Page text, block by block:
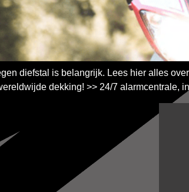
diefstal is belangrijk. Lees hier alles
dekking! >> 24/7 alarmcentrale,